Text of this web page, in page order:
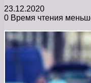
23.12.2020
0 Время чтения